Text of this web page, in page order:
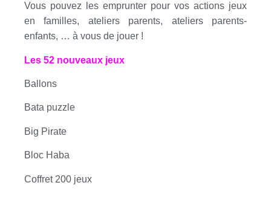
Vous pouvez les emprunter pour vos actions jeux
en familles, ateliers parents, ateliers parents-
enfants, … à vous de jouer !
Les 52 nouveaux jeux
Ballons
Bata puzzle
Big Pirate
Bloc Haba
Coffret 200 jeux